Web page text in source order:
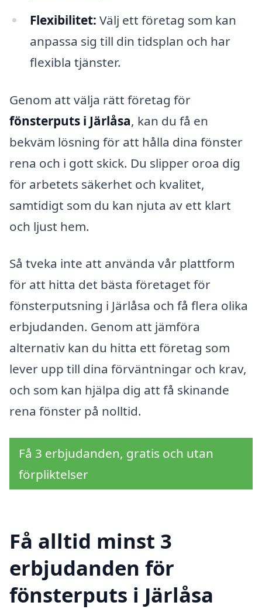
Flexibilitet: Välj ett företag som kan
anpassa sig till din tidsplan och har
flexibla tjänster.
Genom att välja rätt företag för
fönsterputs i Järlåsa, kan du få en
bekväm lösning för att hålla dina fönster
rena och i gott skick. Du slipper oroa dig
för arbetets säkerhet och kvalitet,
samtidigt som du kan njuta av ett klart
och ljust hem.
Så tveka inte att använda vår plattform
för att hitta det bästa företaget för
fönsterputsning i Järlåsa och få flera olika
erbjudanden. Genom att jämföra
alternativ kan du hitta ett företag som
lever upp till dina förväntningar och krav,
och som kan hjälpa dig att få skinande
rena fönster på nolltid.
Få 3 erbjudanden, gratis och utan
förpliktelser
Få alltid minst 3
erbjudanden för
fönsterputs i Järlåsa